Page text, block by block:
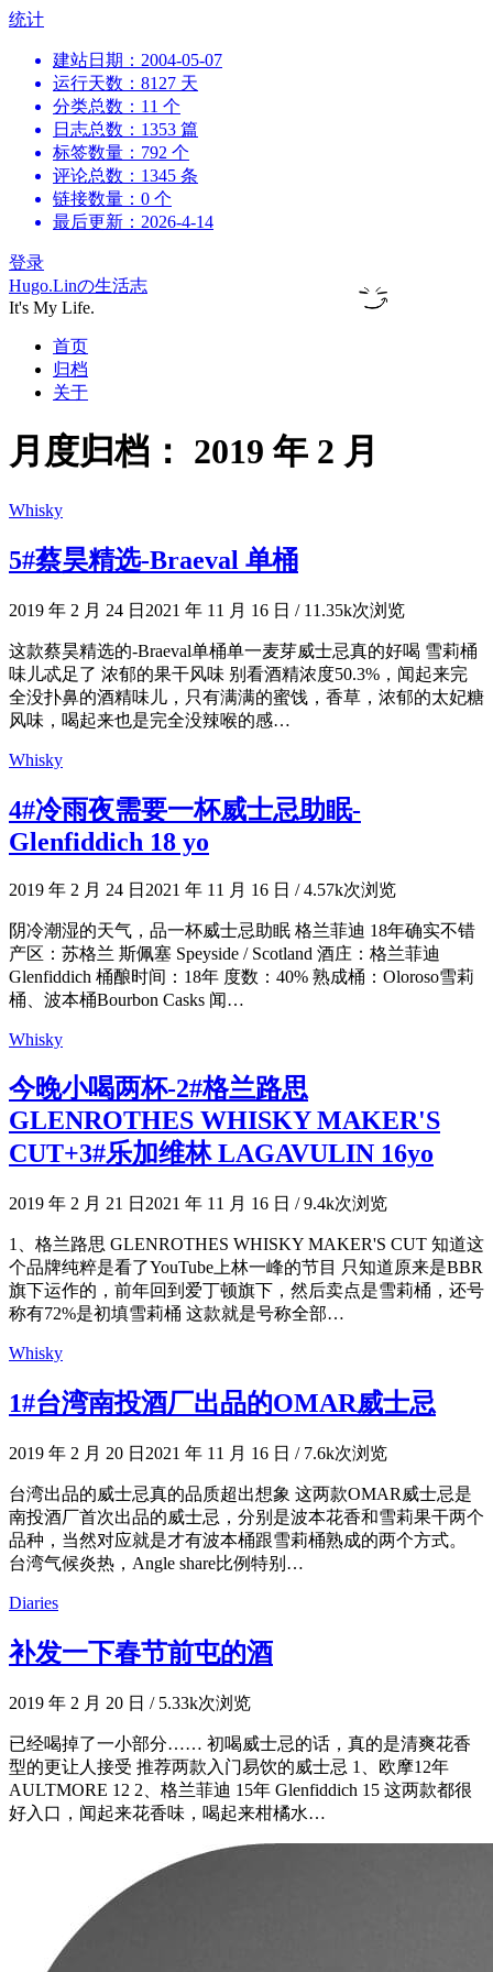
跳
统计
建站日期：2004-05-07
运行天数：8127 天
分类总数：11 个
日志总数：1353 篇
标签数量：792 个
评论总数：1345 条
链接数量：0 个
最后更新：2026-4-14
登录
Hugo.Linの生活志
It's My Life.
首页
归档
关于
月度归档： 2019 年 2 月
Whisky
5#蔡昊精选-Braeval 单桶
2019 年 2 月 24 日 2021 年 11 月 16 日 /11.35k次浏览
这款蔡昊精选的-Braeval单桶单一麦芽威士忌真的好喝 雪莉桶
味儿忒足了 浓郁的果干风味 别看酒精浓度50.3%，闻起来完
全没扑鼻的酒精味儿，只有满满的蜜饯，香草，浓郁的太妃糖
风味，喝起来也是完全没辣喉的感…
Whisky
4#冷雨夜需要一杯威士忌助眠-
Glenfiddich 18 yo
2019 年 2 月 24 日 2021 年 11 月 16 日 /4.57k次浏览
阴冷潮湿的天气，品一杯威士忌助眠 格兰菲迪 18年确实不错
产区：苏格兰 斯佩塞 Speyside / Scotland 酒庄：格兰菲迪
Glenfiddich 桶酿时间：18年 度数：40% 熟成桶：Oloroso雪莉
桶、波本桶Bourbon Casks 闻…
Whisky
今晚小喝两杯-2#格兰路思
GLENROTHES WHISKY MAKER'S
CUT+3#乐加维林 LAGAVULIN 16yo
2019 年 2 月 21 日 2021 年 11 月 16 日 /9.4k次浏览
1、格兰路思 GLENROTHES WHISKY MAKER'S CUT 知道这
个品牌纯粹是看了YouTube上林一峰的节目 只知道原来是BBR
旗下运作的，前年回到爱丁顿旗下，然后卖点是雪莉桶，还号
称有72%是初填雪莉桶 这款就是号称全部…
Whisky
1#台湾南投酒厂出品的OMAR威士忌
2019 年 2 月 20 日 2021 年 11 月 16 日 /7.6k次浏览
台湾出品的威士忌真的品质超出想象 这两款OMAR威士忌是
南投酒厂首次出品的威士忌，分别是波本花香和雪莉果干两个
品种，当然对应就是才有波本桶跟雪莉桶熟成的两个方式。
台湾气候炎热，Angle share比例特别…
Diaries
补发一下春节前屯的酒
2019 年 2 月 20 日 /5.33k次浏览
已经喝掉了一小部分…… 初喝威士忌的话，真的是清爽花香
型的更让人接受 推荐两款入门易饮的威士忌 1、欧摩12年
AULTMORE 12 2、格兰菲迪 15年 Glenfiddich 15 这两款都很
好入口，闻起来花香味，喝起来柑橘水…